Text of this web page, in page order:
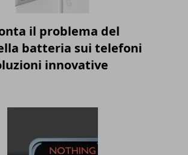
il problema del
batteria sui telefoni
innovative